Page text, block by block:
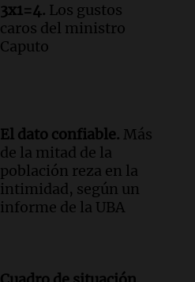
3x1=4. Los gustos
caros del ministro
Caputo
El dato confiable. Más
de la mitad de la
población reza en la
intimidad, según un
informe de la UBA